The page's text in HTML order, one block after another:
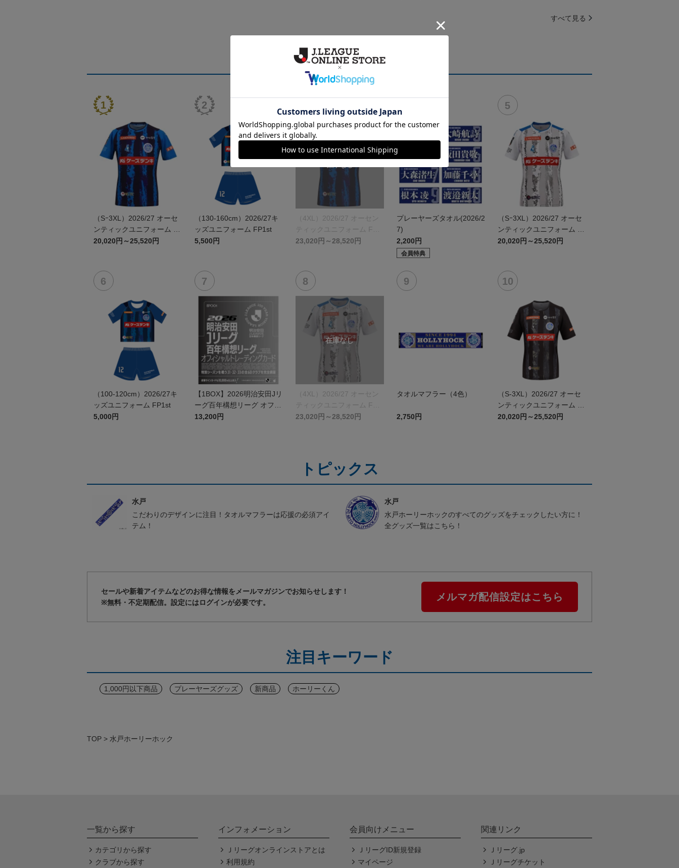
すべて見る
ランキング
（Sｰ3XL）2026/27 オーセ
ンティックユニフォーム F
P 1st
20,020円～25,520円
（130-160cm）2026/27キ
ッズユニフォーム FP1st
5,500円
（4XL）2026/27 オーセン
ティックユニフォーム FP 1
st
23,020円～28,520円
プレーヤーズタオル(2026/2
7)
2,200円
会員特典
（Sｰ3XL）2026/27 オーセ
ンティックユニフォーム F
P 2nd
20,020円～25,520円
（100-120cm）2026/27キ
ッズユニフォーム FP1st
5,000円
【1BOX】2026明治安田Jリ
ーグ百年構想リーグ オフィ
シャルトレーディングカー
13,200円
（4XL）2026/27 オーセン
ティックユニフォーム FP 2
nd
23,020円～28,520円
タオルマフラー（4色）
2,750円
（S-3XL）2026/27 オーセ
ンティックユニフォーム G
K 2nd
20,020円～25,520円
トピックス
水戸
こだわりのデザインに注目！タオルマフラーは応援の必須アイ
テム！
水戸
水戸ホーリーホックのすべてのグッズをチェックしたい方に！
全グッズ一覧はこちら！
セールや新着アイテムなどのお得な情報をメールマガジンでお知らせします！
※無料・不定期配信。設定にはログインが必要です。
メルマガ配信設定はこちら
注目キーワード
1,000円以下商品 プレーヤーズグッズ 新商品 ホーリーくん
TOP 水戸ホーリーホック
一覧から探す
カテゴリから探す
クラブから探す
インフォメーション
Ｊリーグオンラインストアとは
利用規約
会員向けメニュー
ＪリーグID新規登録
マイページ
関連リンク
Ｊリーグ.jp
Ｊリーグチケット